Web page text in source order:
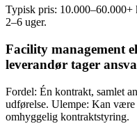
Typisk pris:
2–6 uger.
Facility management
leverandør tager
Fordel: Én kontrakt, samlet
udførelse. Ulempe: Kan
omhyggelig kontraktstyring.